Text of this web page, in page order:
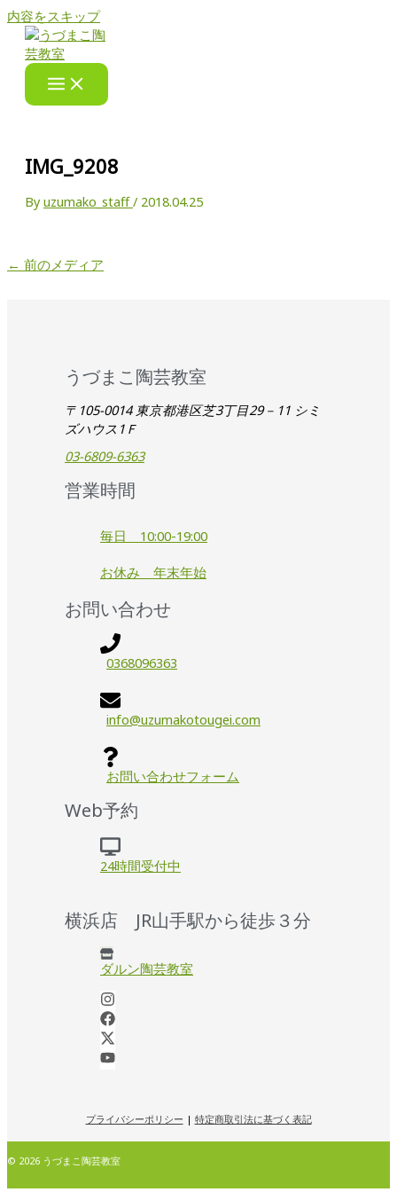
内容をスキップ
IMG_9208
Byuzumako_staff/ 2018.04.25
← 前のメディア
うづまこ陶芸教室
〒105-0014 東京都港区芝3丁目29－11 シミ
ズハウス1Ｆ
03-6809-6363
営業時間
毎日 10:00-19:00
お休み 年末年始
お問い合わせ
0368096363
info@uzumakotougei.com
お問い合わせフォーム
Web予約
24時間受付中
横浜店 JR山手駅から徒歩３分
ダルン陶芸教室
プライバシーポリシー | 特定商取引法に基づく表記
© 2026 うづまこ陶芸教室